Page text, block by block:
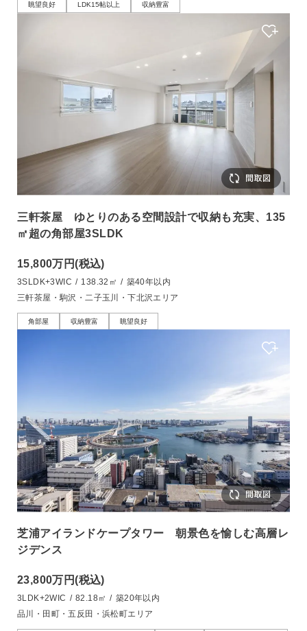
眺望良好 LDK15帖以上 収納豊富
三軒茶屋 ゆとりのある空間設計で収納も充実、135
㎡超の角部屋3SLDK
15,800万円(税込)
3SLDK+3WIC / 138.32㎡ / 築40年以内
三軒茶屋・駒沢・二子玉川・下北沢エリア
角部屋 収納豊富 眺望良好
芝浦アイランドケープタワー 朝景色を愉しむ高層レ
ジデンス
23,800万円(税込)
3LDK+2WIC / 82.18㎡ / 築20年以内
品川・田町・五反田・浜松町エリア